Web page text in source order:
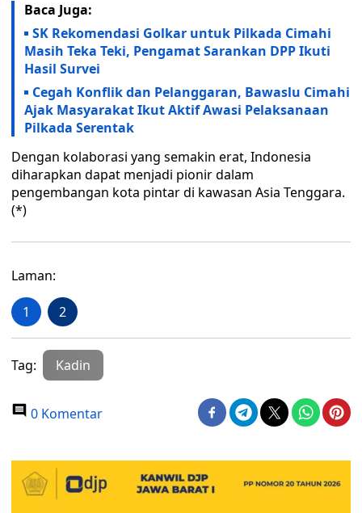
Baca Juga:
SK Rekomendasi Golkar untuk Pilkada Cimahi
Masih Teka Teki, Pengamat Sarankan DPP Ikuti
Hasil Survei
Cegah Konflik dan Pelanggaran, Bawaslu Cimahi
Ajak Masyarakat Ikut Aktif Awasi Pelaksanaan
Pilkada Serentak
Dengan kolaborasi yang semakin erat, Indonesia
diharapkan dapat menjadi pionir dalam
pengembangan kota pintar di kawasan Asia Tenggara.
(*)
Laman:
1 2
Tag: Kadin
0 Komentar